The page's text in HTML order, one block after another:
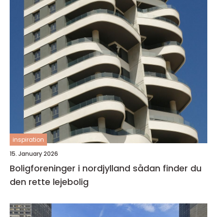
inspiration
15. January 2026
Boligforeninger i nordjylland sådan finder du
den rette lejebolig